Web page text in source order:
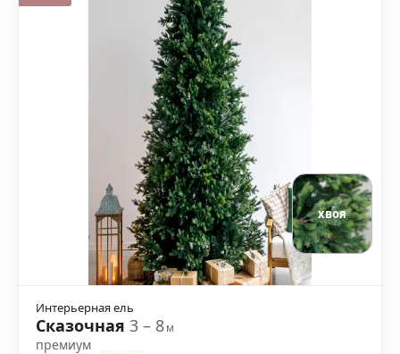
хвоя
Интерьерная ель
Сказочная 3 – 8м
премиум